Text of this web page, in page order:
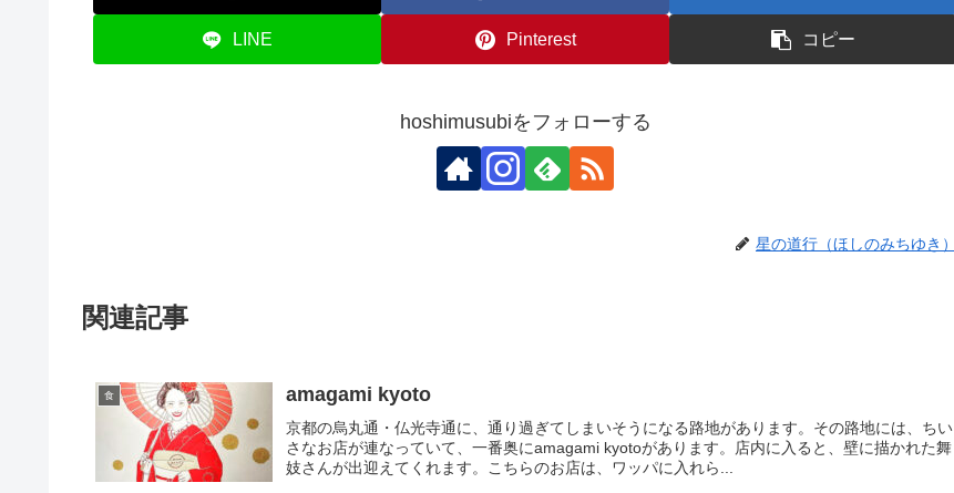
LINE Pinterest コピー
hoshimusubiをフォローする
星の道行（ほしのみちゆき）
関連記事
食 amagami kyoto
京都の烏丸通・仏光寺通に、通り過ぎてしまいそうになる路地があります。その路地には、ちい
さなお店が連なっていて、一番奥にamagami kyotoがあります。店内に入ると、壁に描かれた舞
妓さんが出迎えてくれます。こちらのお店は、ワッパに入れら...